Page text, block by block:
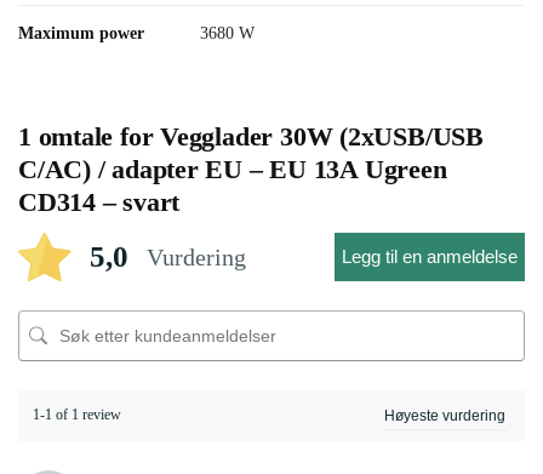
Maximum power 3680 W
1 omtale forVegglader 30W (2xUSB/USB
C/AC) / adapter EU – EU 13A Ugreen
CD314 – svart
5,0 Vurdering Legg til en anmeldelse
1-1 of 1 review